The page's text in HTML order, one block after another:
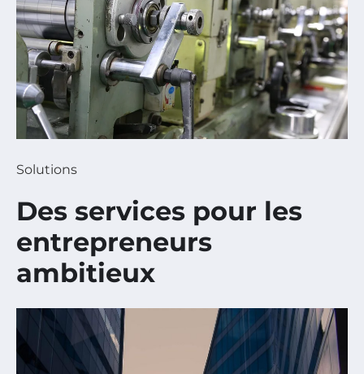
Solutions
Des services pour les
entrepreneurs
ambitieux